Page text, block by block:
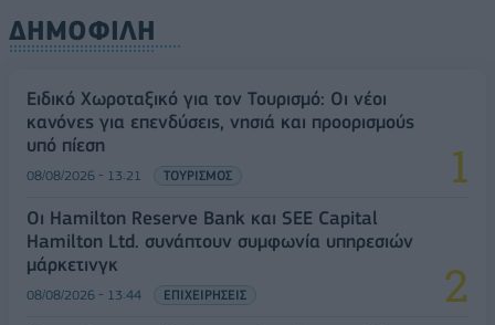
ΔΗΜΟΦΙΛΗ
Ειδικό Χωροταξικό για τον Τουρισμό: Οι νέοι
κανόνες για επενδύσεις, νησιά και προορισμούς
υπό πίεση
08/08/2026 - 13:21 ΤΟΥΡΙΣΜΟΣ
Οι Hamilton Reserve Bank και SEE Capital
Hamilton Ltd. συνάπτουν συμφωνία υπηρεσιών
μάρκετινγκ
08/08/2026 - 13:44 ΕΠΙΧΕΙΡΗΣΕΙΣ